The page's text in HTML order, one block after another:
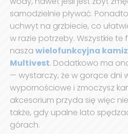
samodzielnie pływać.
uchwyt na grzbiecie, co
w razie potrzeby. Wszystkie
nasza wielofunkcyjna
Multivest. Dodatkowo ma
— wystarczy, że w gorące dni
wypornościowe i zmoczysz
akcesorium przyda się więc
także, gdy upalne lato
górach.